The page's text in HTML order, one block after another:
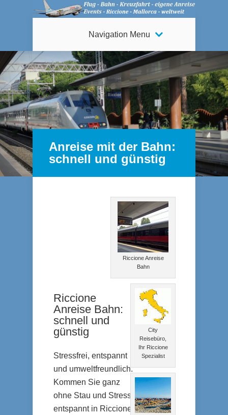
Navigation Menu
Anreise mit der Bahn:
schnell und günstig
Riccione Anreise
Bahn
Riccione
Anreise Bahn:
schnell und
günstig
Stressfrei, entspannt
und umweltfreundlich.
Kommen Sie ganz
ohne Stau und Stress
entspannt in Riccione
City
Reisebüro,
Ihr Riccione
Spezialist